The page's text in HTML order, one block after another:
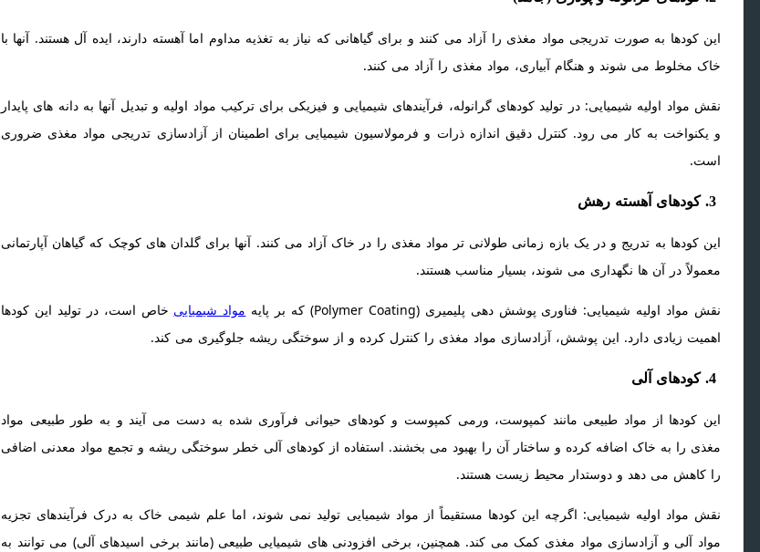
این کودها به صورت تدریجی مواد مغذی را آزاد می کنند و برای گیاهانی که نیاز به تغذیه مداوم اما آهسته دارند، ایده آل هستند. آنها با
خاک مخلوط می شوند و هنگام آبیاری، مواد مغذی را آزاد می کنند.
نقش مواد اولیه شیمیایی: در تولید کودهای گرانوله، فرآیندهای شیمیایی و فیزیکی برای ترکیب مواد اولیه و تبدیل آنها به دانه های پایدار
و یکنواخت به کار می رود. کنترل دقیق اندازه ذرات و فرمولاسیون شیمیایی برای اطمینان از آزادسازی تدریجی مواد مغذی ضروری
است.
3. کودهای آهسته رهش
این کودها به تدریج و در یک بازه زمانی طولانی تر مواد مغذی را در خاک آزاد می کنند. آنها برای گلدان های کوچک که گیاهان آپارتمانی
معمولاً در آن ها نگهداری می شوند، بسیار مناسب هستند.
نقش مواد اولیه شیمیایی: فناوری پوشش دهی پلیمیری (Polymer Coating) که بر پایه مواد شیمیایی خاص است، در تولید این کودها
اهمیت زیادی دارد. این پوشش، آزادسازی مواد مغذی را کنترل کرده و از سوختگی ریشه جلوگیری می کند.
4. کودهای آلی
این کودها از مواد طبیعی مانند کمپوست، ورمی کمپوست و کودهای حیوانی فرآوری شده به دست می آیند و به طور طبیعی مواد
مغذی را به خاک اضافه کرده و ساختار آن را بهبود می بخشند. استفاده از کودهای آلی خطر سوختگی ریشه و تجمع مواد معدنی اضافی
را کاهش می دهد و دوستدار محیط زیست هستند.
نقش مواد اولیه شیمیایی: اگرچه این کودها مستقیماً از مواد شیمیایی تولید نمی شوند، اما علم شیمی خاک به درک فرآیندهای تجزیه
مواد آلی و آزادسازی مواد مغذی کمک می کند. همچنین، برخی افزودنی های شیمیایی طبیعی (مانند برخی اسیدهای آلی) می توانند به